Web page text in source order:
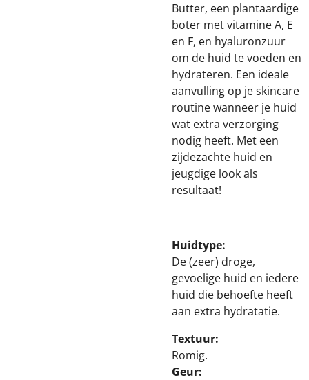
Butter, een plantaardige
boter met vitamine A, E
en F, en hyaluronzuur
om de huid te voeden en
hydrateren. Een ideale
aanvulling op je skincare
routine wanneer je huid
wat extra verzorging
nodig heeft. Met een
zijdezachte huid en
jeugdige look als
resultaat!
Huidtype:
De (zeer) droge,
gevoelige huid en iedere
huid die behoefte heeft
aan extra hydratatie.
Textuur:
Romig.
Geur: